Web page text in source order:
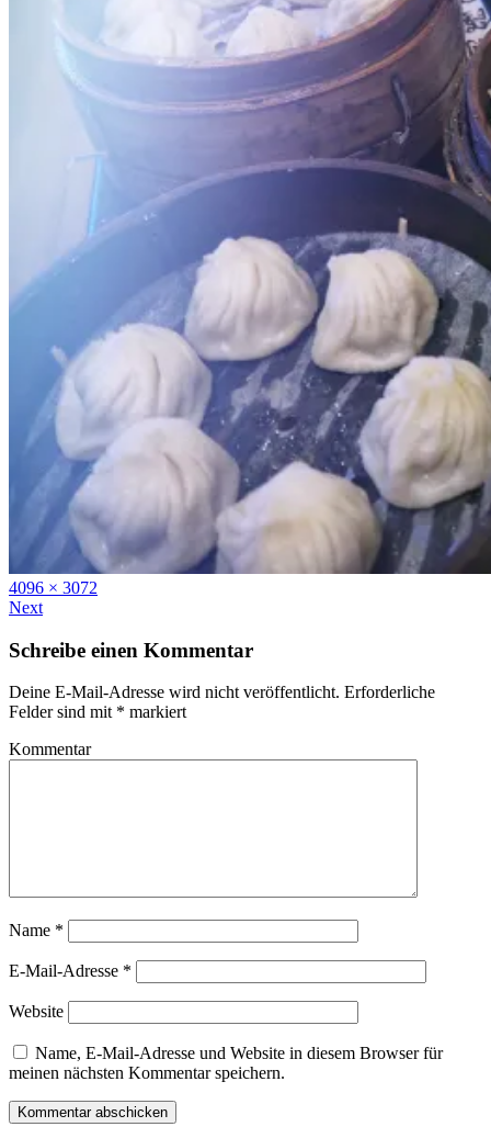
Full
size
4096 × 3072
Next
Schreibe einen Kommentar
Deine E-Mail-Adresse wird nicht veröffentlicht. Erforderliche
Felder sind mit * markiert
Kommentar
Name *
E-Mail-Adresse *
Website
Name, E-Mail-Adresse und Website in diesem Browser für
meinen nächsten Kommentar speichern.